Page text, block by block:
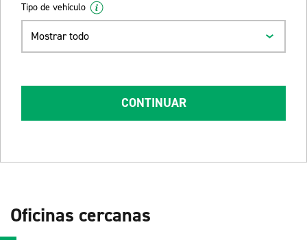
Tipo de vehículo
Mostrar todo
CONTINUAR
Oficinas cercanas